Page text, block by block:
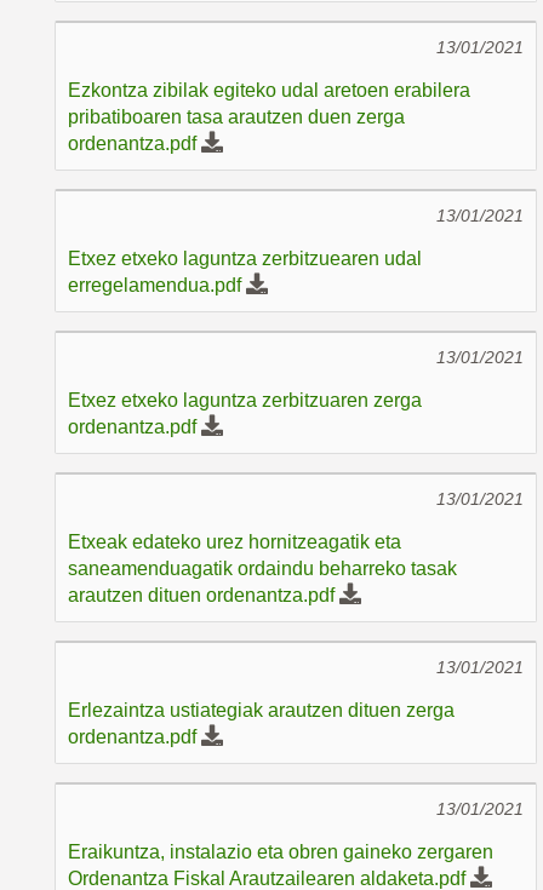
13/01/2021
Ezkontza zibilak egiteko udal aretoen erabilera
pribatiboaren tasa arautzen duen zerga
ordenantza.pdf
13/01/2021
Etxez etxeko laguntza zerbitzuearen udal
erregelamendua.pdf
13/01/2021
Etxez etxeko laguntza zerbitzuaren zerga
ordenantza.pdf
13/01/2021
Etxeak edateko urez hornitzeagatik eta
saneamenduagatik ordaindu beharreko tasak
arautzen dituen ordenantza.pdf
13/01/2021
Erlezaintza ustiategiak arautzen dituen zerga
ordenantza.pdf
13/01/2021
Eraikuntza, instalazio eta obren gaineko zergaren
Ordenantza Fiskal Arautzailearen aldaketa.pdf